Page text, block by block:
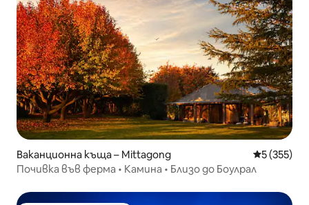
Ваканционна къща – Mittagong Средна
5 (355)
Почивка във ферма • Камина • Близо до Боулрал